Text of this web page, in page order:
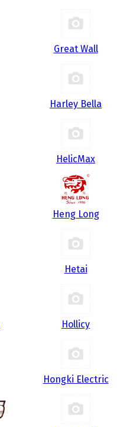
Great Wall
Harley Bella
HelicMax
Heng Long
Hetai
Hollicy
Hongki Electric